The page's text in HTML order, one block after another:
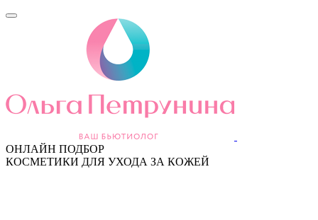
ОНЛАЙН ПОДБОР
КОСМЕТИКИ ДЛЯ УХОДА ЗА КОЖЕЙ